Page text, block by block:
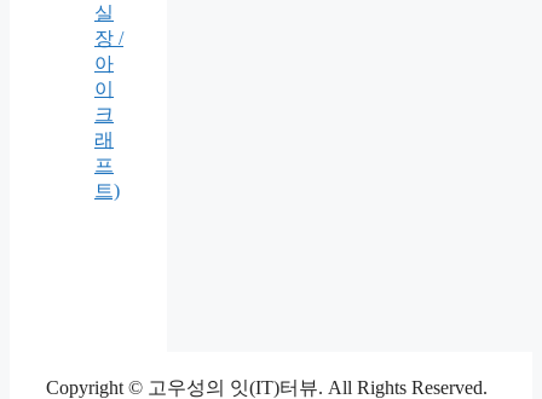
실
장 /
아
이
크
래
프
트)
Copyright © 고우성의 잇(IT)터뷰. All Rights Reserved.